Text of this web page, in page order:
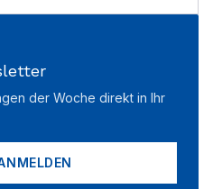
der Woche direkt in Ihr